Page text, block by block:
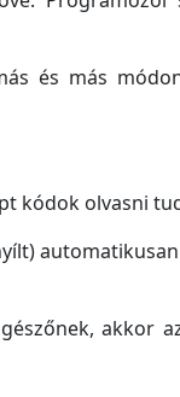
és más
kódok olvasni
akkor